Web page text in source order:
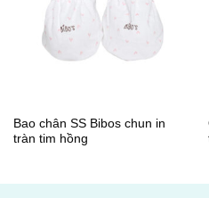
Bao chân SS Bibos chun in
tràn tim hồng